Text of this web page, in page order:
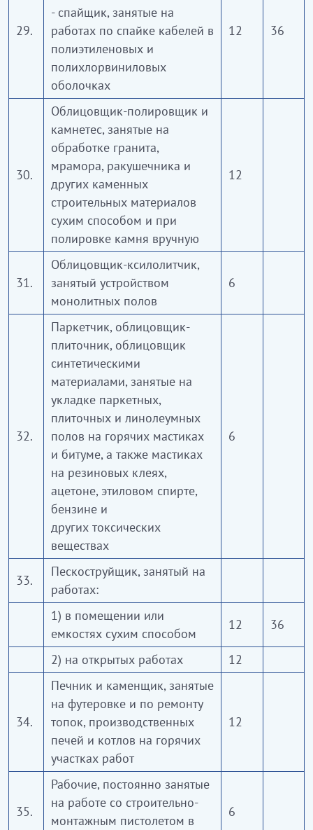
29.
- спайщик, занятые на
работах по спайке кабелей в
полиэтиленовых и
полихлорвиниловых
оболочках
12 36
30.
Облицовщик-полировщик и
камнетес, занятые на
обработке гранита,
мрамора, ракушечника и
других каменных
строительных материалов
сухим способом и при
полировке камня вручную
12
31.
Облицовщик-ксилолитчик,
занятый устройством
монолитных полов
6
32.
Паркетчик, облицовщик-
плиточник, облицовщик
синтетическими
материалами, занятые на
укладке паркетных,
плиточных и линолеумных
полов на горячих мастиках
и битуме, а также мастиках
на резиновых клеях,
ацетоне, этиловом спирте,
бензине и
других токсических
веществах
6
33.
Пескоструйщик, занятый на
работах:
1) в помещении или
емкостях сухим способом
12 36
2) на открытых работах 12
34.
Печник и каменщик, занятые
на футеровке и по ремонту
топок, производственных
печей и котлов на горячих
участках работ
12
35.
Рабочие, постоянно занятые
на работе со строительно-
монтажным пистолетом в
6